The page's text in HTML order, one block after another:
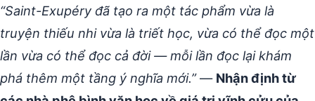
“Saint-Exupéry đã tạo ra một tác phẩm vừa là
truyện thiếu nhi vừa là triết học, vừa có thể đọc một
lần vừa có thể đọc cả đời — mỗi lần đọc lại khám
phá thêm một tầng ý nghĩa mới.”— Nhận định từ